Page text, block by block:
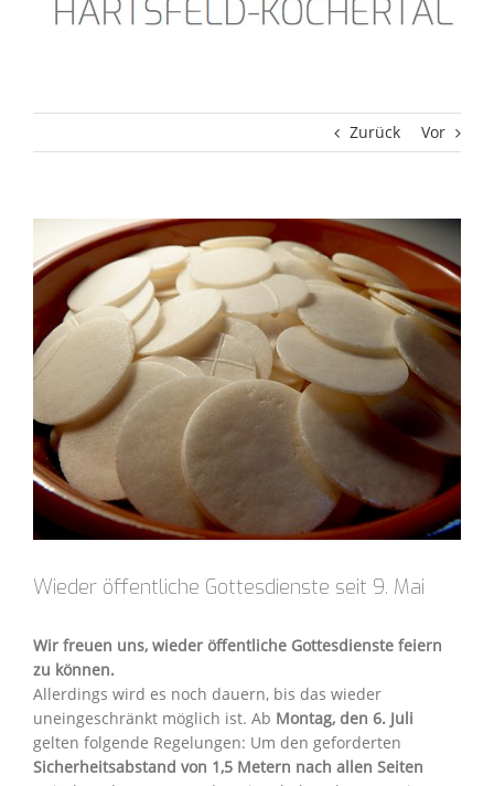
Zurück Vor
grösseres
Bild
Wieder öffentliche Gottesdienste seit 9. Mai
Wir freuen uns, wieder öffentliche Gottesdienste feiern
zu können.
Allerdings wird es noch dauern, bis das wieder
uneingeschränkt möglich ist. Ab Montag, den 6. Juli
gelten folgende Regelungen: Um den geforderten
Sicherheitsabstand von 1,5 Metern nach allen Seiten